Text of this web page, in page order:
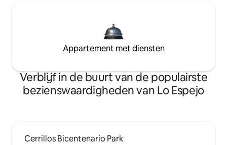
Appartement met diensten
Verblijf in de buurt van de populairste
bezienswaardigheden van Lo Espejo
Cerrillos Bicentenario Park